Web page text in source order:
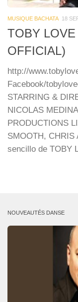
MUSIQUE BACHATA 18
TOBY
OFFICIAL)
http://
Facebook/
STARRING &
NICOLAS
PRODUCTIONS
SMOOTH, CHRIS
sencillo de TOBY
NOUVEAUTÉS DANSE